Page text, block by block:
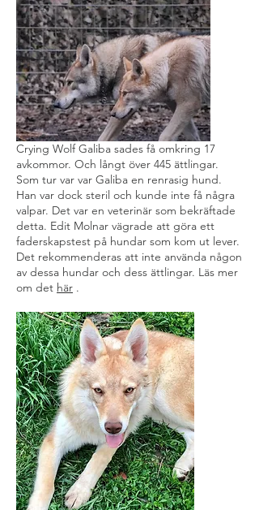
Crying Wolf Galiba sades få omkring 17
avkommor. Och långt över 445 ättlingar.
Som tur var var Galiba en renrasig hund.
Han var dock steril och kunde inte få några
valpar. Det var en veterinär som bekräftade
detta. Edit Molnar vägrade att göra ett
faderskapstest på hundar som kom ut lever.
Det rekommenderas att inte använda någon
av dessa hundar och dess ättlingar. Läs mer
om det här .